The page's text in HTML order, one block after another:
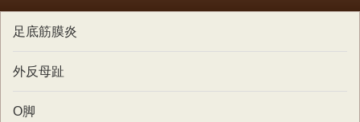
足底筋膜炎
外反母趾
O脚